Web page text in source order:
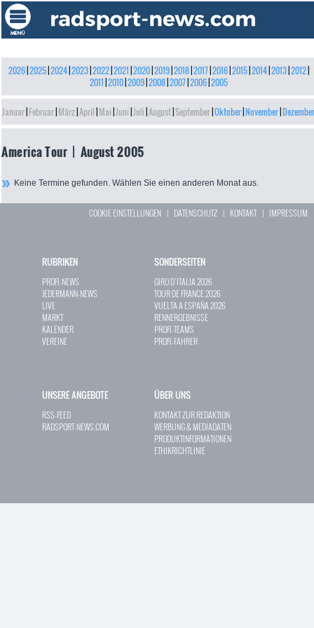
2026| 2025| 2024| 2023| 2022| 2021 2020| 2019| 2018| 2017| 2016| 2015| 2014| 2013| 2012|
2011 2010| 2009| 2008| 2007| 2006| 2005
Januar Februar März April Mai Juni Juli August September Oktober November Dezember
America Tour | August 2005
Keine Termine gefunden. Wählen Sie einen anderen Monat aus.
COOKIE EINSTELLUNGEN | DATENSCHUTZ | KONTAKT| IMPRESSUM
RUBRIKEN
PROFI-NEWS
JEDERMANN-NEWS
LIVE
MARKT
KALENDER
VEREINE
SONDERSEITEN
GIRO D`ITALIA 2026
TOUR DE FRANCE 2026
VUELTA A ESPAÑA 2026
RENNERGEBNISSE
PROFI-TEAMS
PROFI-FAHRER
UNSERE ANGEBOTE
RSS-FEED
RADSPORT-NEWS.COM
ÜBER UNS
KONTAKT ZUR REDAKTION
WERBUNG & MEDIADATEN
PRODUKTINFORMATIONEN
ETHIKRICHTLINIE